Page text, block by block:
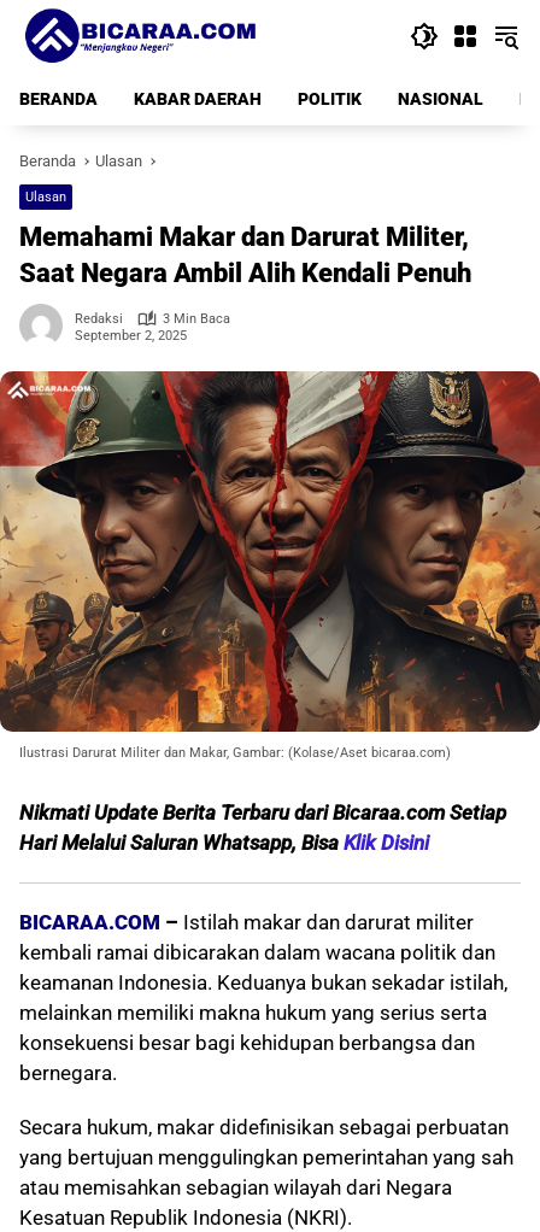
Langsung
konten
BERANDA
KABAR DAERAH POLITIK NASIONAL
Beranda Ulasan
Ulasan
Memahami Makar dan Darurat Militer,
Saat Negara Ambil Alih Kendali Penuh
Redaksi
3 Min Baca
September 2, 2025
Ilustrasi Darurat Militer dan Makar, Gambar: (Kolase/Aset bicaraa.com)
Nikmati Update Berita Terbaru dari Bicaraa.com Setiap
Hari Melalui Saluran Whatsapp, Bisa Klik Disini
BICARAA.COM – Istilah makar dan darurat militer
kembali ramai dibicarakan dalam wacana politik dan
keamanan Indonesia. Keduanya bukan sekadar istilah,
melainkan memiliki makna hukum yang serius serta
konsekuensi besar bagi kehidupan berbangsa dan
bernegara.
Secara hukum, makar didefinisikan sebagai perbuatan
yang bertujuan menggulingkan pemerintahan yang sah
atau memisahkan sebagian wilayah dari Negara
Kesatuan Republik Indonesia (NKRI).